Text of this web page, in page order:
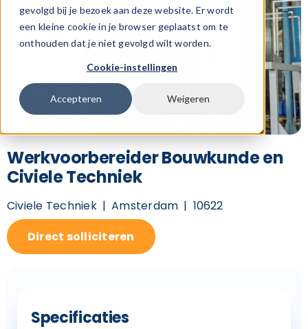
gevolgd bij je bezoek aan deze website. Er wordt
een kleine cookie in je browser geplaatst om te
onthouden dat je niet gevolgd wilt worden.
Cookie-instellingen
Accepteren Weigeren
Over ons
Werkvoorbereider Bouwkunde en
Civiele Techniek
Civiele Techniek Amsterdam
10622
Direct solliciteren
Specificaties